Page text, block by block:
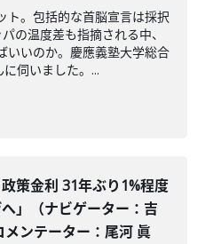
ト。包括的な首脳宣言は採択
の温度差も指摘される中、
いいのか。慶應義塾大学総合
伺いました。...
政策金利 31年ぶり1%程度
」（ナビゲーター：吉
メンテーター：尾河 眞